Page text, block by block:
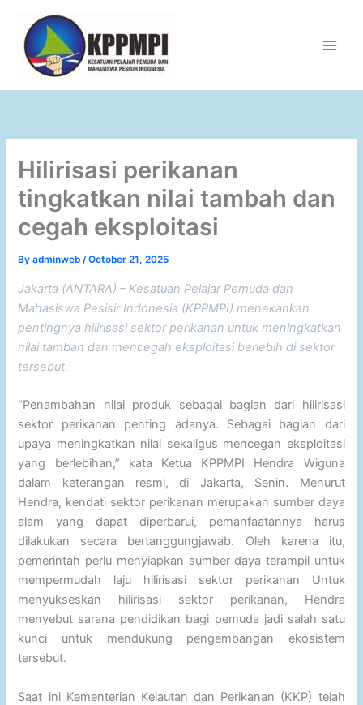
content
Hilirisasi perikanan
tingkatkan nilai tambah dan
cegah eksploitasi
Byadminweb/October 21, 2025
Jakarta (ANTARA) – Kesatuan Pelajar Pemuda dan
Mahasiswa Pesisir Indonesia (KPPMPI) menekankan
pentingnya hilirisasi sektor perikanan untuk meningkatkan
nilai tambah dan mencegah eksploitasi berlebih di sektor
tersebut.
“Penambahan nilai produk sebagai bagian dari hilirisasi
sektor perikanan penting adanya. Sebagai bagian dari
upaya meningkatkan nilai sekaligus mencegah eksploitasi
yang berlebihan,” kata Ketua KPPMPI Hendra Wiguna
dalam keterangan resmi, di Jakarta, Senin. Menurut
Hendra, kendati sektor perikanan merupakan sumber daya
alam yang dapat diperbarui, pemanfaatannya harus
dilakukan secara bertanggungjawab. Oleh karena itu,
pemerintah perlu menyiapkan sumber daya terampil untuk
mempermudah laju hilirisasi sektor perikanan Untuk
menyukseskan hilirisasi sektor perikanan, Hendra
menyebut sarana pendidikan bagi pemuda jadi salah satu
kunci untuk mendukung pengembangan ekosistem
tersebut.
Saat ini Kementerian Kelautan dan Perikanan (KKP) telah